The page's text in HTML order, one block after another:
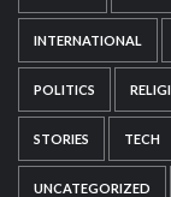
INTERNATIONAL
POLITICS
STORIES TECH
UNCATEGORIZED